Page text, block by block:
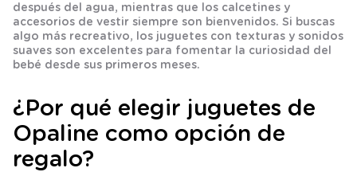
después del agua, mientras que los calcetines y
accesorios de vestir siempre son bienvenidos. Si buscas
algo más recreativo, los juguetes con texturas y sonidos
suaves son excelentes para fomentar la curiosidad del
bebé desde sus primeros meses.
¿Por qué elegir juguetes de
Opaline como opción de
regalo?